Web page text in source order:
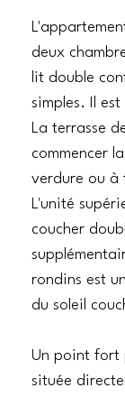
deux
lit double
simples. Il
La terrasse
commencer
verdure ou à
L'unité
coucher
rondins est
du soleil
Un point fort
située